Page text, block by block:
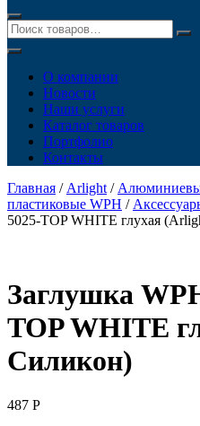
О компании
Новости
Наши услуги
Каталог товаров
Портфолио
Контакты
Главная / Arlight /
пластиковые WPH /
5025-TOP WHITE глухая
Заглушка
TOP WHITE
Силикон)
487 Р